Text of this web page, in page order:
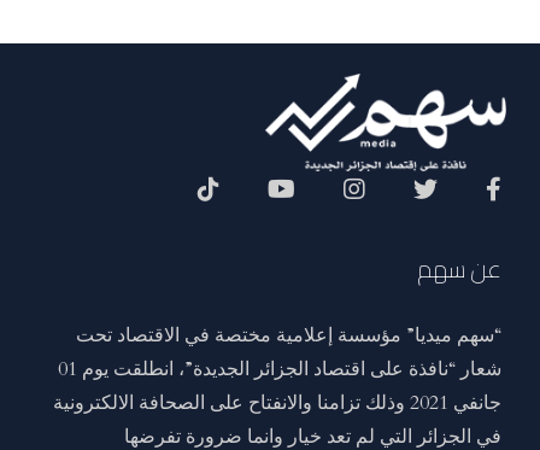
عن سهم
“سهم ميديا” مؤسسة إعلامية مختصة في الاقتصاد تحت
شعار “نافذة على اقتصاد الجزائر الجديدة”، انطلقت يوم 01
جانفي 2021 وذلك تزامنا والانفتاح على الصحافة الالكترونية
في الجزائر التي لم تعد خيار وانما ضرورة تفرضها